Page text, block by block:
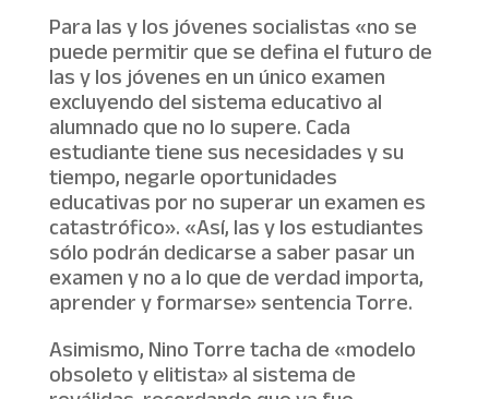
Para las y los jóvenes socialistas «no se
puede permitir que se defina el futuro de
las y los jóvenes en un único examen
excluyendo del sistema educativo al
alumnado que no lo supere. Cada
estudiante tiene sus necesidades y su
tiempo, negarle oportunidades
educativas por no superar un examen es
catastrófico». «Así, las y los estudiantes
sólo podrán dedicarse a saber pasar un
examen y no a lo que de verdad importa,
aprender y formarse» sentencia Torre.
Asimismo, Nino Torre tacha de «modelo
obsoleto y elitista» al sistema de